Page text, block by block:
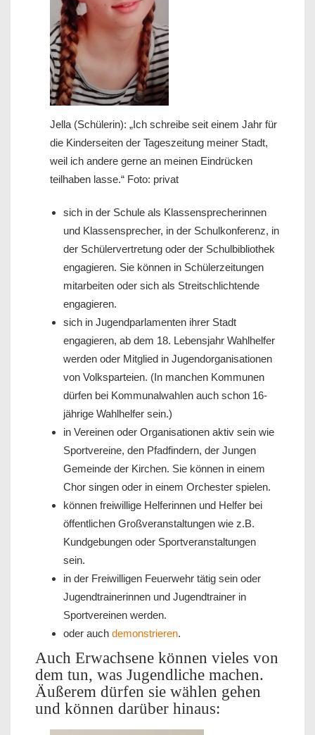
Jella (Schülerin): „Ich schreibe seit einem Jahr für
die Kinderseiten der Tageszeitung meiner Stadt,
weil ich andere gerne an meinen Eindrücken
teilhaben lasse.“ Foto: privat
sich in der Schule als Klassensprecherinnen
und Klassensprecher, in der Schulkonferenz, in
der Schülervertretung oder der Schulbibliothek
engagieren. Sie können in Schülerzeitungen
mitarbeiten oder sich als Streitschlichtende
engagieren.
sich in Jugendparlamenten ihrer Stadt
engagieren, ab dem 18. Lebensjahr Wahlhelfer
werden oder Mitglied in Jugendorganisationen
von Volksparteien. (In manchen Kommunen
dürfen bei Kommunalwahlen auch schon 16-
jährige Wahlhelfer sein.)
in Vereinen oder Organisationen aktiv sein wie
Sportvereine, den Pfadfindern, der Jungen
Gemeinde der Kirchen. Sie können in einem
Chor singen oder in einem Orchester spielen.
können freiwillige Helferinnen und Helfer bei
öffentlichen Großveranstaltungen wie z.B.
Kundgebungen oder Sportveranstaltungen
sein.
in der Freiwilligen Feuerwehr tätig sein oder
Jugendtrainerinnen und Jugendtrainer in
Sportvereinen werden.
oder auch demonstrieren.
Auch Erwachsene können vieles von
dem tun, was Jugendliche machen.
Äußerem dürfen sie wählen gehen
und können darüber hinaus: